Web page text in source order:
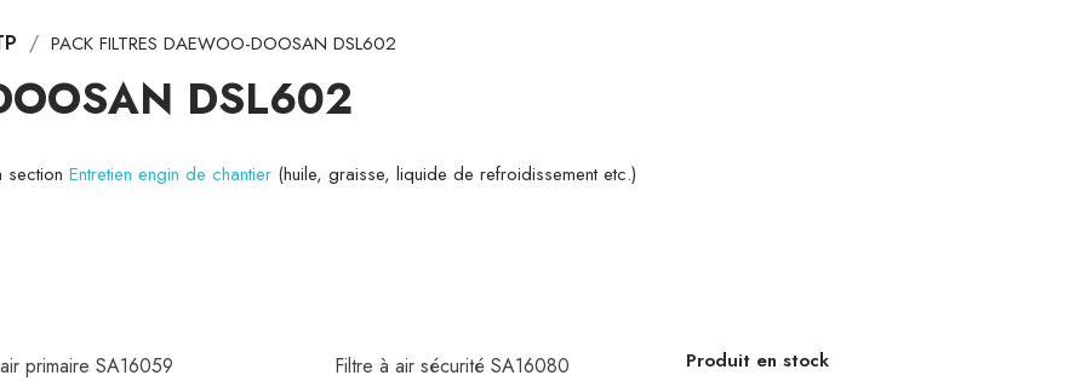
PACK FILTRES DAEWOO-DOOSAN DSL602
DSL602
section Entretien engin de chantier (huile, graisse, liquide de refroidissement etc.)
primaire SA16059 Filtre à air sécurité SA16080 Produit en stock